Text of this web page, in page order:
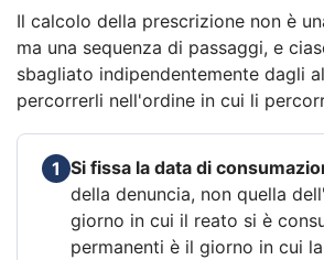
Il calcolo della prescrizione non è
ma una sequenza di passaggi, e
sbagliato indipendentemente dagli
percorrerli nell'ordine in cui li
1 Si fissa la data di
della denuncia, non quella
giorno in cui il reato si è
permanenti è il giorno in cui